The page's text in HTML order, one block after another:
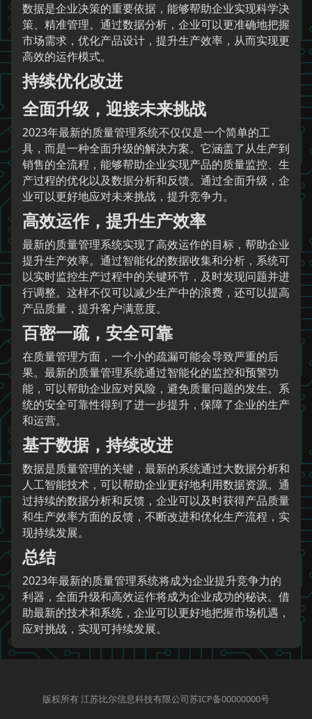
数据是企业决策的重要依据，能够帮助企业实现科学决
策、精准管理。通过数据分析，企业可以更准确地把握
市场需求，优化产品设计，提升生产效率，从而实现更
高效的运作模式。
持续优化改进
全面升级，迎接未来挑战
2023年最新的质量管理系统不仅仅是一个简单的工
具，而是一种全面升级的解决方案。它涵盖了从生产到
销售的全流程，能够帮助企业实现产品的质量监控、生
产过程的优化以及数据分析和反馈。通过全面升级，企
业可以更好地应对未来挑战，提升竞争力。
高效运作，提升生产效率
最新的质量管理系统实现了高效运作的目标，帮助企业
提升生产效率。通过智能化的数据收集和分析，系统可
以实时监控生产过程中的关键环节，及时发现问题并进
行调整。这样不仅可以减少生产中的浪费，还可以提高
产品质量，提升客户满意度。
百密一疏，安全可靠
在质量管理方面，一个小的疏漏可能会导致严重的后
果。最新的质量管理系统通过智能化的监控和预警功
能，可以帮助企业应对风险，避免质量问题的发生。系
统的安全可靠性得到了进一步提升，保障了企业的生产
和运营。
基于数据，持续改进
数据是质量管理的关键，最新的系统通过大数据分析和
人工智能技术，可以帮助企业更好地利用数据资源。通
过持续的数据分析和反馈，企业可以及时获得产品质量
和生产效率方面的反馈，不断改进和优化生产流程，实
现持续发展。
总结
2023年最新的质量管理系统将成为企业提升竞争力的
利器，全面升级和高效运作将成为企业成功的秘诀。借
助最新的技术和系统，企业可以更好地把握市场机遇，
应对挑战，实现可持续发展。
版权所有 江苏比尔信息科技有限公司苏ICP备00000000号